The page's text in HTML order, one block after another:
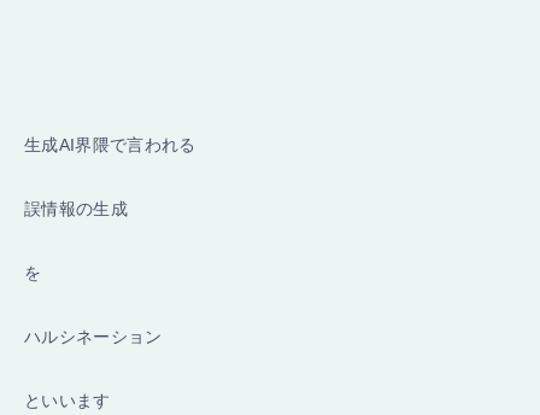
生成AI界隈で言われる
誤情報の生成
を
ハルシネーション
といいます